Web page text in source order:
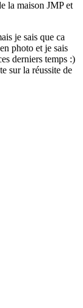
la maison JMP et
je sais que ca
photo et je sais
derniers temps :)
sur la réussite de